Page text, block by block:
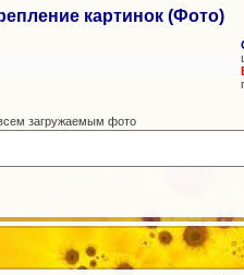
картинок (Фото)
загружаемым фото